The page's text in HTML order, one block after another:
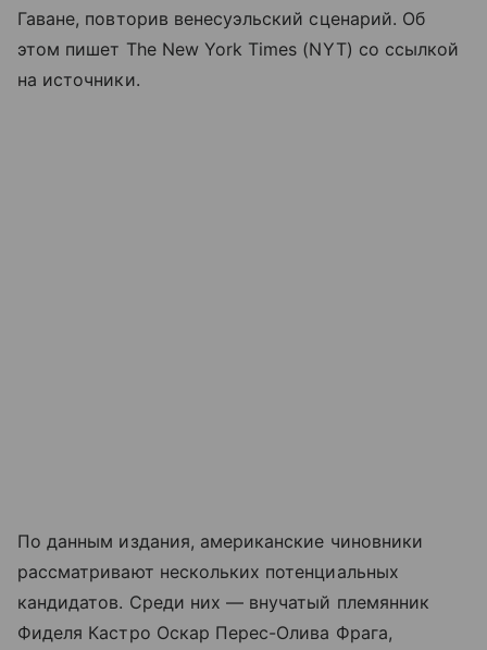
Гаване, повторив венесуэльский сценарий. Об
этом пишет The New York Times (NYT) со ссылкой
на источники.
По данным издания, американские чиновники
рассматривают нескольких потенциальных
кандидатов. Среди них — внучатый племянник
Фиделя Кастро Оскар Перес-Олива Фрага,